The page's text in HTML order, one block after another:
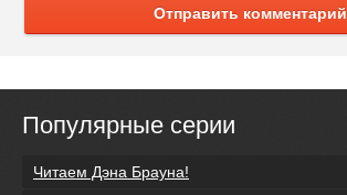
Отправить комментарий
Популярные серии
Читаем Дэна Брауна!